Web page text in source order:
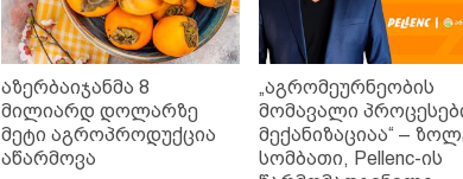
აზერბაიჯანმა 8
მილიარდ დოლარზე
მეტი აგროპროდუქცია
აწარმოვა
„აგრომეურნეობის
მომავალი
მექანიზაციაა“ –
სომბათი, Pellenc-ის